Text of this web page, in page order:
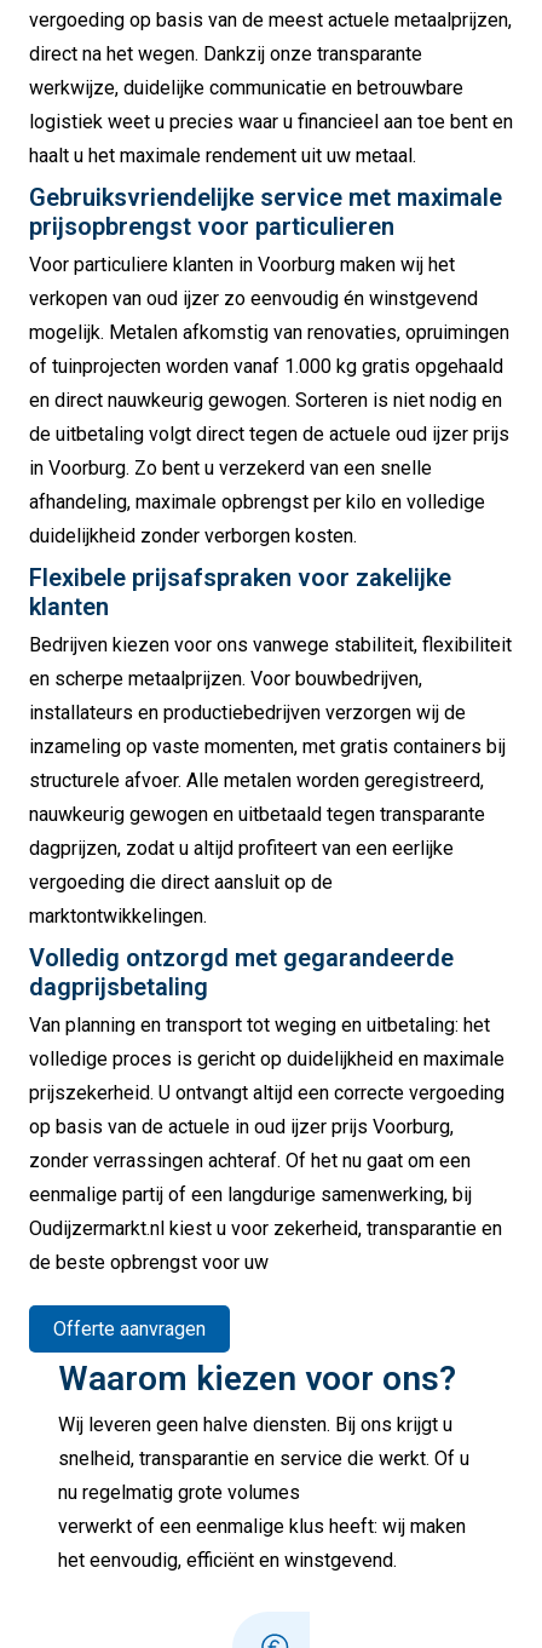
vergoeding op basis van de meest actuele metaalprijzen,
direct na het wegen. Dankzij onze transparante
werkwijze, duidelijke communicatie en betrouwbare
logistiek weet u precies waar u financieel aan toe bent en
haalt u het maximale rendement uit uw metaal.
Gebruiksvriendelijke service met maximale
prijsopbrengst voor particulieren
Voor particuliere klanten in Voorburg maken wij het
verkopen van oud ijzer zo eenvoudig én winstgevend
mogelijk. Metalen afkomstig van renovaties, opruimingen
of tuinprojecten worden vanaf 1.000 kg gratis opgehaald
en direct nauwkeurig gewogen. Sorteren is niet nodig en
de uitbetaling volgt direct tegen de actuele oud ijzer prijs
in Voorburg. Zo bent u verzekerd van een snelle
afhandeling, maximale opbrengst per kilo en volledige
duidelijkheid zonder verborgen kosten.
Flexibele prijsafspraken voor zakelijke
klanten
Bedrijven kiezen voor ons vanwege stabiliteit, flexibiliteit
en scherpe metaalprijzen. Voor bouwbedrijven,
installateurs en productiebedrijven verzorgen wij de
inzameling op vaste momenten, met gratis containers bij
structurele afvoer. Alle metalen worden geregistreerd,
nauwkeurig gewogen en uitbetaald tegen transparante
dagprijzen, zodat u altijd profiteert van een eerlijke
vergoeding die direct aansluit op de
marktontwikkelingen.
Volledig ontzorgd met gegarandeerde
dagprijsbetaling
Van planning en transport tot weging en uitbetaling: het
volledige proces is gericht op duidelijkheid en maximale
prijszekerheid. U ontvangt altijd een correcte vergoeding
op basis van de actuele in oud ijzer prijs Voorburg,
zonder verrassingen achteraf. Of het nu gaat om een
eenmalige partij of een langdurige samenwerking, bij
Oudijzermarkt.nl kiest u voor zekerheid, transparantie en
de beste opbrengst voor uw
Offerte aanvragen
Waarom kiezen voor ons?
Wij leveren geen halve diensten. Bij ons krijgt u
snelheid, transparantie en service die werkt. Of u
nu regelmatig grote volumes
verwerkt of een eenmalige klus heeft: wij maken
het eenvoudig, efficiënt en winstgevend.